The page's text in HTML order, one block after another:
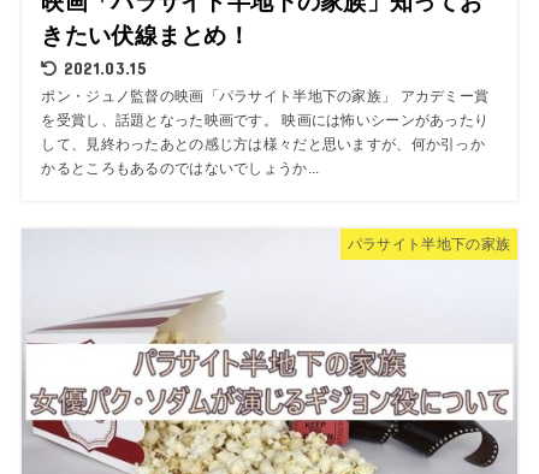
きたい伏線まとめ！
2021.03.15
ポン・ジュノ監督の映画「パラサイト半地下の家族」 アカデミー賞
を受賞し、話題となった映画です。 映画には怖いシーンがあったり
して、見終わったあとの感じ方は様々だと思いますが、何か引っか
かるところもあるのではないでしょうか...
パラサイト半地下の家族